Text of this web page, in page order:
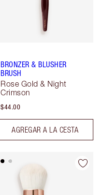
BRONZER & BLUSHER
BRUSH
Rose Gold & Night
Crimson
$44.00
AGREGAR A LA CESTA